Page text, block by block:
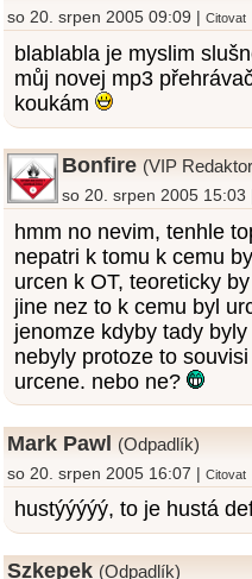
so 20. srpen 2005 09:09 | Citovat
blablabla je myslim
můj novej mp3
koukám
Bonfire (VIP
so 20. srpen 2005
hmm no nevim, tenhle
nepatri k tomu k cemu
urcen k OT, teoreticky
jine nez to k cemu byl
jenomze kdyby tady
nebyly protoze to
urcene. nebo ne?
Mark Pawl (Odpadlík)
so 20. srpen 2005 16:07 | Citovat
hustýýýýý, to je hustá
Szkepek (Odpadlík)